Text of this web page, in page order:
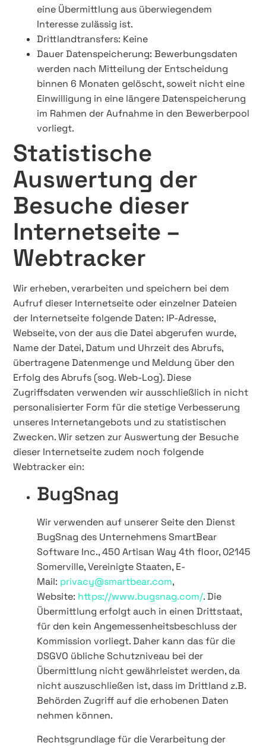
eine Übermittlung aus überwiegendem
Interesse zulässig ist.
Drittlandtransfers: Keine
Dauer Datenspeicherung: Bewerbungsdaten
werden nach Mitteilung der Entscheidung
binnen 6 Monaten gelöscht, soweit nicht eine
Einwilligung in eine längere Datenspeicherung
im Rahmen der Aufnahme in den Bewerberpool
vorliegt.
Statistische
Auswertung der
Besuche dieser
Internetseite –
Webtracker
Wir erheben, verarbeiten und speichern bei dem
Aufruf dieser Internetseite oder einzelner Dateien
der Internetseite folgende Daten: IP-Adresse,
Webseite, von der aus die Datei abgerufen wurde,
Name der Datei, Datum und Uhrzeit des Abrufs,
übertragene Datenmenge und Meldung über den
Erfolg des Abrufs (sog. Web-Log). Diese
Zugriffsdaten verwenden wir ausschließlich in nicht
personalisierter Form für die stetige Verbesserung
unseres Internetangebots und zu statistischen
Zwecken. Wir setzen zur Auswertung der Besuche
dieser Internetseite zudem noch folgende
Webtracker ein:
BugSnag
Wir verwenden auf unserer Seite den Dienst
BugSnag des Unternehmens SmartBear
Software Inc., 450 Artisan Way 4th floor, 02145
Somerville, Vereinigte Staaten, E-
Mail: privacy@smartbear.com,
Website: https://www.bugsnag.com/. Die
Übermittlung erfolgt auch in einen Drittstaat,
für den kein Angemessenheitsbeschluss der
Kommission vorliegt. Daher kann das für die
DSGVO übliche Schutzniveau bei der
Übermittlung nicht gewährleistet werden, da
nicht auszuschließen ist, dass im Drittland z.B.
Behörden Zugriff auf die erhobenen Daten
nehmen können.
Rechtsgrundlage für die Verarbeitung der